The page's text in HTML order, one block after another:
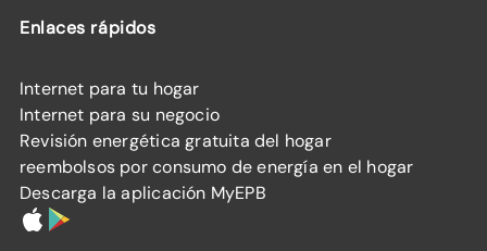
Enlaces rápidos
Internet para tu hogar
Internet para su negocio
Revisión energética gratuita del hogar
reembolsos por consumo de energía en el hogar
Descarga la aplicación MyEPB